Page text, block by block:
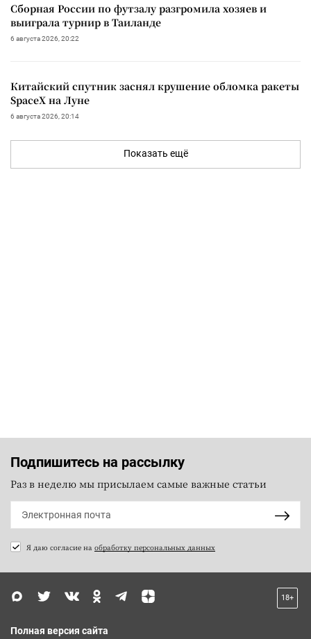
Сборная России по футзалу разгромила хозяев и
выиграла турнир в Таиланде
6 августа 2026, 20:22
Китайский спутник заснял крушение обломка ракеты
SpaceX на Луне
6 августа 2026, 20:14
Показать ещё
Подпишитесь на рассылку
Раз в неделю мы присылаем самые важные статьи
Я даю согласие на обработку персональных данных
18+
Полная версия сайта